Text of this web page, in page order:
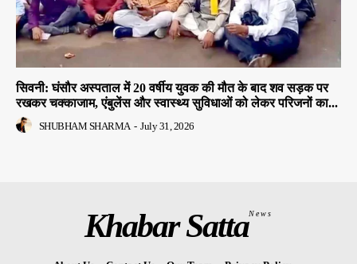
सिवनी: घंसौर अस्पताल में 20 वर्षीय युवक की मौत के बाद शव सड़क पर
रखकर चक्काजाम, एंबुलेंस और स्वास्थ्य सुविधाओं को लेकर परिजनों का...
SHUBHAM SHARMA - July 31, 2026
Khabar SattaNews